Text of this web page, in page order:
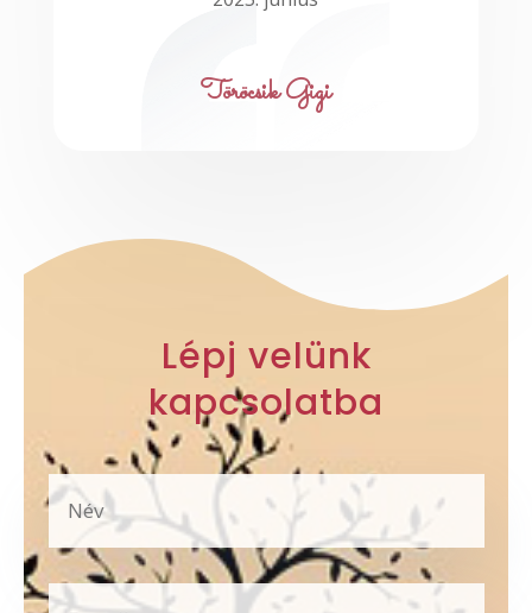
Töröcsik Gigi
Lépj velünk
kapcsolatba